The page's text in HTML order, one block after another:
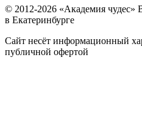
© 2012-2026 «Академия чудес»
в Екатеринбурге
Сайт несёт информационный
публичной офертой